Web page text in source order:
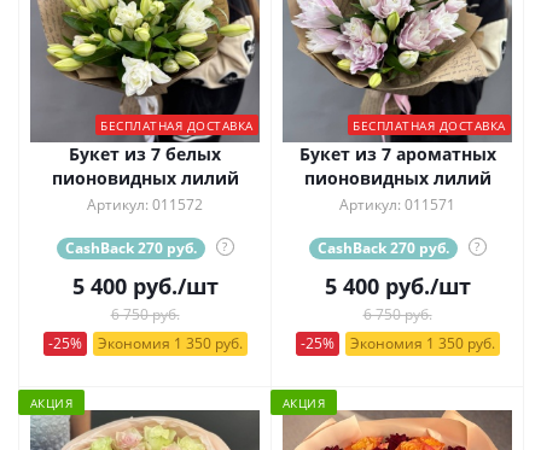
БЕСПЛАТНАЯ ДОСТАВКА
Букет из 7 белых
пионовидных лилий
Артикул: 011572
CashBack 270 руб. ?
5 400руб./шт
6 750 руб.
-25%
Экономия 1 350 руб.
БЕСПЛАТНАЯ ДОСТАВКА
Букет из 7 ароматных
пионовидных лилий
Артикул: 011571
CashBack 270 руб. ?
5 400руб./шт
6 750 руб.
-25%
Экономия 1 350 руб.
АКЦИЯ АКЦИЯ